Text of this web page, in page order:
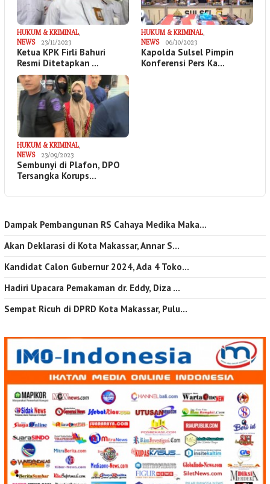
HUKUM & KRIMINAL
NEWS
23/11/2023
Ketua KPK Firli Bahuri
Resmi Ditetapkan …
HUKUM & KRIMINAL
NEWS
06/10/2023
Kapolda Sulsel Pimpin
Konferensi Pers Ka…
HUKUM & KRIMINAL
NEWS
23/09/2023
Sembunyi di Plafon, DPO
Tersangka Korups…
Dampak Pembangunan RS Cahaya Medika Maka…
Akan Deklarasi di Kota Makassar, Annar S…
Kandidat Calon Gubernur 2024, Ada 4 Toko…
Hadiri Upacara Pemakaman dr. Eddy, Diza …
Sempat Ricuh di DPRD Kota Makassar, Pulu…